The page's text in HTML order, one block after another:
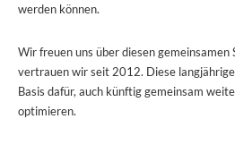
werden können.
Wir freuen uns über diesen gemeinsamen
vertrauen wir seit 2012. Diese
Basis dafür, auch künftig gemeinsam
optimieren.